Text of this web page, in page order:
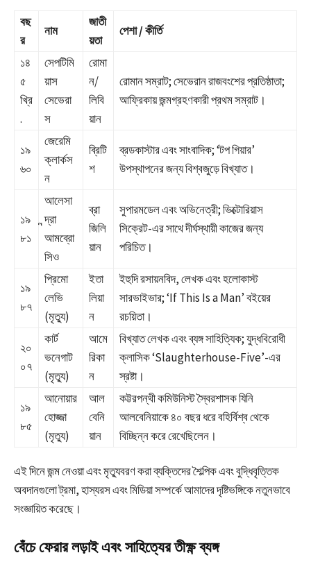
বছ
র
নাম
জাতী
য়তা
পেশা / কীর্তি
১৪
৫
খ্রি
.
সেপটিমি
য়াস
সেভেরা
স
রোমা
ন/
লিবি
য়ান
রোমান সম্রাট; সেভেরান রাজবংশের প্রতিষ্ঠাতা;
আফ্রিকায় জন্মগ্রহণকারী প্রথম সম্রাট।
১৯
৬০
জেরেমি
ক্লার্কস
ন
ব্রিটি
শ
ব্রডকাস্টার এবং সাংবাদিক; ‘টপ গিয়ার’
উপস্থাপনের জন্য বিশ্বজুড়ে বিখ্যাত।
১৯
৮১
আলেসা
ন্দ্রা
আমব্রো
সিও
ব্রা
জিলি
য়ান
সুপারমডেল এবং অভিনেত্রী; ভিক্টোরিয়াস
সিক্রেট-এর সাথে দীর্ঘস্থায়ী কাজের জন্য
পরিচিত।
১৯
৮৭
প্রিমো
লেভি
(মৃত্যু)
ইতা
লিয়া
ন
ইহুদি রসায়নবিদ, লেখক এবং হলোকাস্ট
সারভাইভার; ‘If This Is a Man’ বইয়ের
রচয়িতা।
২০
০৭
কার্ট
ভনেগাট
(মৃত্যু)
আমে
রিকা
ন
বিখ্যাত লেখক এবং ব্যঙ্গ সাহিত্যিক; যুদ্ধবিরোধী
ক্লাসিক ‘Slaughterhouse-Five’-এর
স্রষ্টা।
১৯
৮৫
আনোয়ার
হোজ্জা
(মৃত্যু)
আল
বেনি
য়ান
কট্টরপন্থী কমিউনিস্ট স্বৈরশাসক যিনি
আলবেনিয়াকে ৪০ বছর ধরে বহির্বিশ্ব থেকে
বিচ্ছিন্ন করে রেখেছিলেন।
এই দিনে জন্ম নেওয়া এবং মৃত্যুবরণ করা ব্যক্তিদের শৈল্পিক এবং বুদ্ধিবৃত্তিক
অবদানগুলো ট্রমা, হাস্যরস এবং মিডিয়া সম্পর্কে আমাদের দৃষ্টিভঙ্গিকে নতুনভাবে
সংজ্ঞায়িত করেছে।
বেঁচে ফেরার লড়াই এবং সাহিত্যের তীক্ষ্ণ ব্যঙ্গ